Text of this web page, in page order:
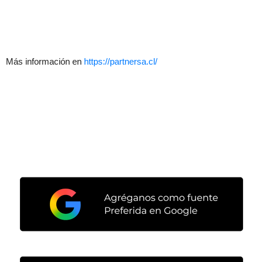
Más información en https://partnersa.cl/